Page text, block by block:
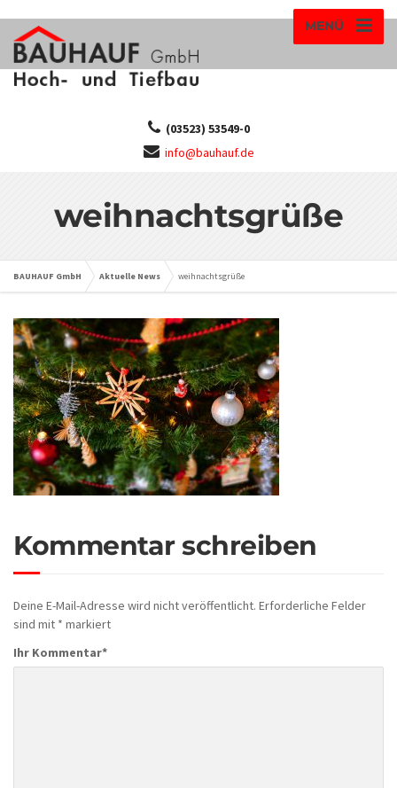
MENÜ
(03523) 53549-0
info@bauhauf.de
weihnachtsgrüße
BAUHAUF GmbH Aktuelle News weihnachtsgrüße
Kommentar schreiben
Deine E-Mail-Adresse wird nicht veröffentlicht. Erforderliche Felder
sind mit * markiert
Ihr Kommentar*